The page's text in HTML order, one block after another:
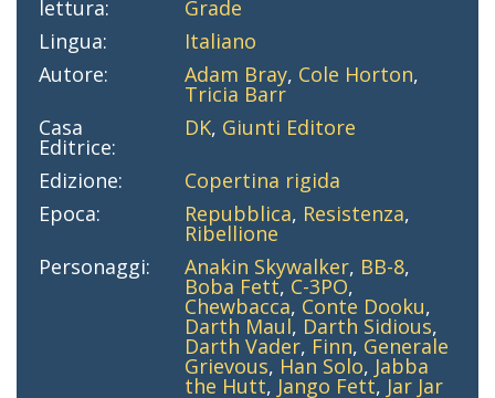
lettura:
Grade
Lingua:
Italiano
Autore:
Adam Bray, Cole Horton,
Tricia Barr
Casa
Editrice:
DK, Giunti Editore
Edizione:
Copertina rigida
Epoca:
Repubblica, Resistenza,
Ribellione
Personaggi:
Anakin Skywalker, BB-8,
Boba Fett, C-3PO,
Chewbacca, Conte Dooku,
Darth Maul, Darth Sidious,
Darth Vader, Finn, Generale
Grievous, Han Solo, Jabba
the Hutt, Jango Fett, Jar Jar